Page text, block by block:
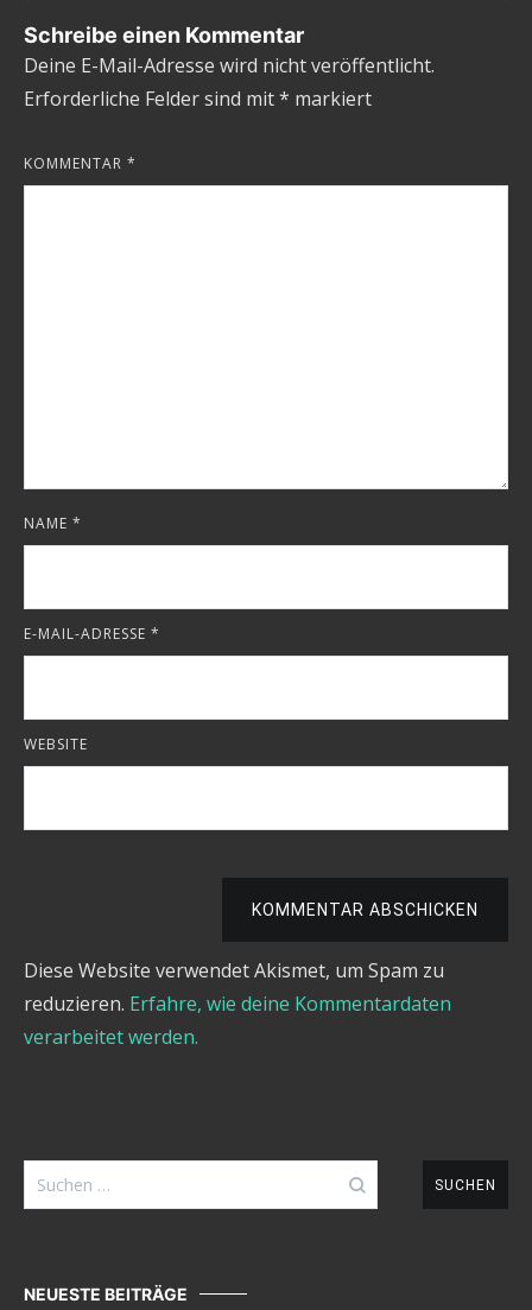
Schreibe einen Kommentar
Deine E-Mail-Adresse wird nicht veröffentlicht.
Erforderliche Felder sind mit* markiert
KOMMENTAR *
NAME *
E-MAIL-ADRESSE *
WEBSITE
KOMMENTAR ABSCHICKEN
Diese Website verwendet Akismet, um Spam zu
reduzieren. Erfahre, wie deine Kommentardaten
verarbeitet werden.
Suchen
nach:
NEUESTE BEITRÄGE